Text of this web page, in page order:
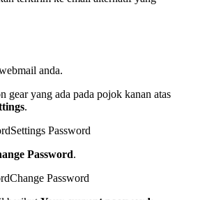
anda.
gear yang ada pada pojok kanan atas
.
Settings Password
Password.
Change Password